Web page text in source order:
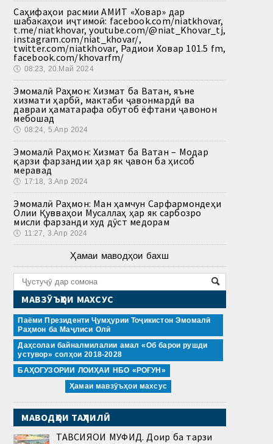
Саҳифаҳои расмии АМИТ «Ховар» дар
шабакаҳои иҷтимоӣ: facebook.com/niatkhovar,
t.me/niatkhovar, youtube.com/@niat_Khovar_tj,
instagram.com/niat_khovar/,
twitter.com/niatkhovar, Радиои Ховар 101.5 fm,
facebook.com/khovarfm/
🕔 08:23, 20.Май 2024
Эмомалӣ Раҳмон: Хизмат ба Ватан, яъне
хизмати ҳарбӣ, мактаби ҷавонмардӣ ва
давраи ҳаматарафа обутоб ёфтани ҷавонон
мебошад
🕔 08:24, 5.Апр 2024
Эмомалӣ Раҳмон: Хизмат ба Ватан – Модар
қарзи фарзандии ҳар як ҷавон ба ҳисоб
меравад
🕔 17:18, 3.Апр 2024
Эмомалӣ Раҳмон: Ман ҳамчун Сарфармондеҳи
Олии Қувваҳои Мусаллаҳ ҳар як сарбозро
мисли фарзанди худ дӯст медорам
🕔 11:27, 3.Апр 2024
Ҳамаи маводҳои бахш
МАВЗӮЪҲОИ МАХСУС
Паёми Президенти Ҷумҳурии Тоҷикистон Эмомалӣ
Раҳмон ба Маҷлиси Олӣ
Даҳсолаи байналмилалии амал «Об барои рушди
устувор» солҳои 2018-2028
БАҲОГУЗОРИИ ЛОИҲАИ НБО «РОҒУН»
Ҳамаи мавзӯъҳои махсус
МАВОДҲОИ ТАҲЛИЛӢ
ТАВСИЯҲОИ МУФИД. Доир ба тарзи